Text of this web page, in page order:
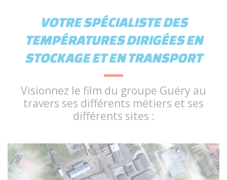
VOTRE SPÉCIALISTE DES
TEMPÉRATURES DIRIGÉES EN
STOCKAGE ET EN TRANSPORT
Visionnez le film du groupe Guéry au
travers ses différents métiers et ses
différents sites :